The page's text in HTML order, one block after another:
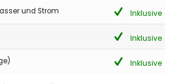
- Frankreich :
und Strom Inklusive
Inklusive
Inklusive